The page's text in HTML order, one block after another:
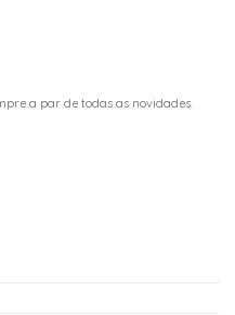
a par de todas as novidades.